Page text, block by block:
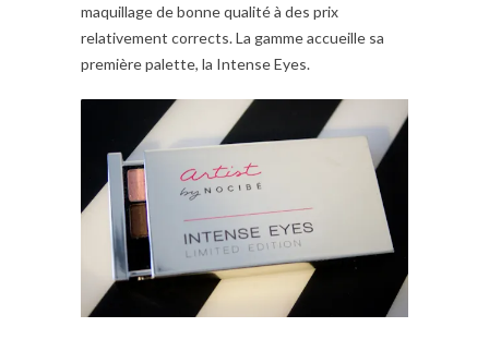
maquillage de bonne qualité à des prix
relativement corrects. La gamme accueille sa
première palette, la Intense Eyes.